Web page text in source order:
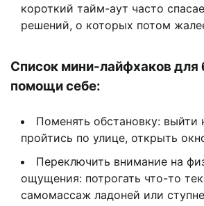
короткий тайм-аут часто
решений, о которых потом
Список мини-лайфхаков для
помощи себе:
Поменять обстановку: выйти
пройтись по улице, открыть
Переключить внимание на
ощущения: потрогать что-то
самомассаж ладоней или